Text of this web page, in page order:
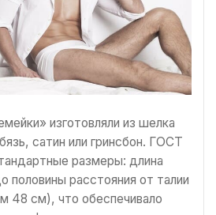
изготовляли из шелка
сатин или гринсбон. ГОСТ
размеры: длина
половины расстояния от талии
48 см), что обеспечивало